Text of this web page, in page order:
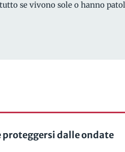
se vivono sole o hanno
proteggersi dalle ondate